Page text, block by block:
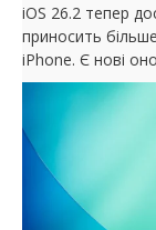
iOS 26.2 тепер
приносить
iPhone. Є нові